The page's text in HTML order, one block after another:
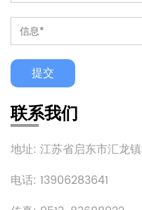
联系我们
地址: 江苏省启东市汇龙
电话: 13906283641